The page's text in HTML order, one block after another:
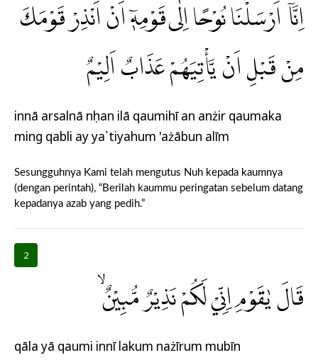
اِنَّآ اَرْسَلْنَا نُوْحًا اِلٰى قَوْمِهٖٓ اَنْ اَنْذِرْ قَوْمَكَ
مِنْ قَبْلِ اَنْ يَّأْتِيَهُمْ عَذَابٌ اَلِيْمٌ
innā arsalnā nụhan ilā qaumihī an anżir qaumaka
ming qabli ay ya`tiyahum 'ażābun alīm
Sesungguhnya Kami telah mengutus Nuh kepada kaumnya
(dengan perintah), “Berilah kaummu peringatan sebelum datang
kepadanya azab yang pedih.”
2
قَالَ يٰقَوْمِ اِنِّيْ لَكُمْ نَذِيْرٌ مُّبِيْنٌۙ
qāla yā qaumi innī lakum nażīrum mubīn